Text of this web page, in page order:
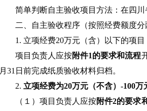
简单判断自主验收项目方法：在四
二、自主验收程序（按照经费额度分
1. 立项经费20万元（含）以下的项
项目负责人应按附件1的要求和流程
月31日前完成纸质验收材料归档。
2. 立项经费为20万元（不含）-100万
（１）项目负责人应按附件2的要求